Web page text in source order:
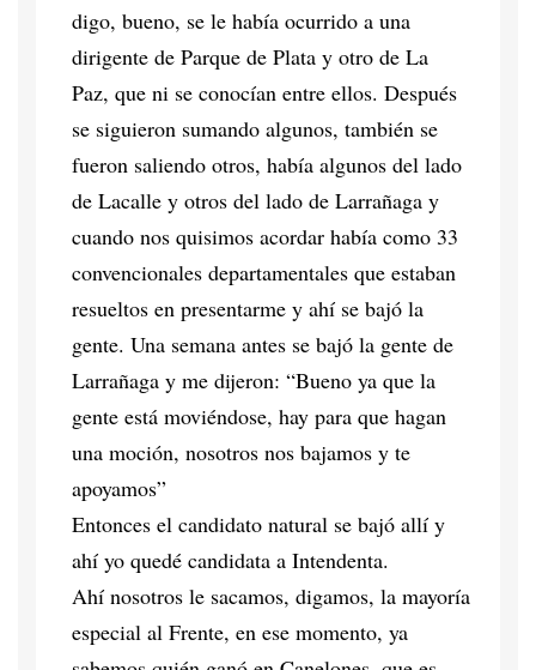
digo, bueno, se le había ocurrido a una
dirigente de Parque de Plata y otro de La
Paz, que ni se conocían entre ellos. Después
se siguieron sumando algunos, también se
fueron saliendo otros, había algunos del lado
de Lacalle y otros del lado de Larrañaga y
cuando nos quisimos acordar había como 33
convencionales departamentales que estaban
resueltos en presentarme y ahí se bajó la
gente. Una semana antes se bajó la gente de
Larrañaga y me dijeron: “Bueno ya que la
gente está moviéndose, hay para que hagan
una moción, nosotros nos bajamos y te
apoyamos”
Entonces el candidato natural se bajó allí y
ahí yo quedé candidata a Intendenta.
Ahí nosotros le sacamos, digamos, la mayoría
especial al Frente, en ese momento, ya